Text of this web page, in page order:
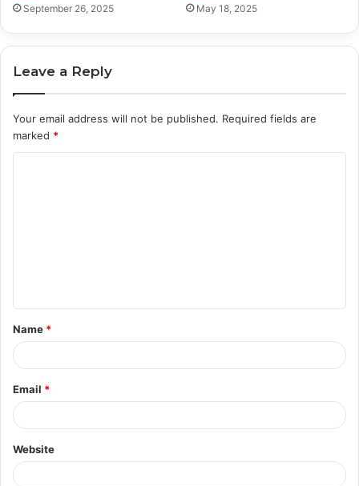
September 26, 2025 May 18, 2025
Leave a Reply
Your email address will not be published. Required fields are
marked *
t
*
Name *
Email *
Website